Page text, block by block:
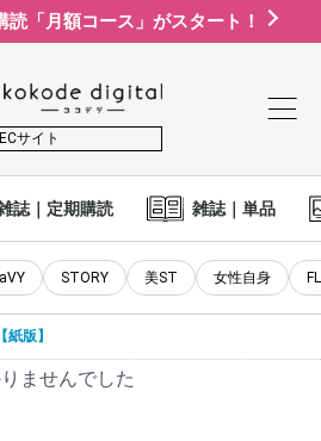
読「月額コース」がスタート！
サイト
誌｜定期購読 雑誌｜単品
STORY 美ST 女性自身
版】
ませんでした